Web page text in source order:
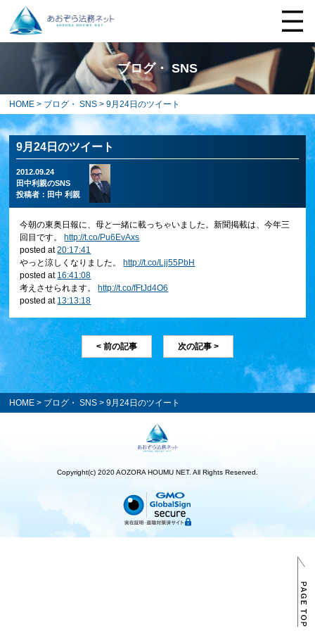
ブログ・ SNS
HOME > ブログ・ SNS > 9月24日のツイート
9月24日のツイート
2012.09.24
田中利親のSNS
投稿者： 田中 利親
今朝の東奥日報に、母と一緒に載っちゃいました。新聞掲載は、今年三
回目です。http://t.co/Pu6EvAxs
posted at20:17:41
やっと涼しくなりました。http://t.co/Ljj55PbH
posted at 16:41:08
考えさせられます。http://t.co/fFtJd4O6
posted at 13:13:18
< 前の記事 次の記事 >
HOME > ブログ・ SNS > 9月24日のツイート
Copyright(c) 2020 AOZORA HOUMU NET. All Rights Reserved.